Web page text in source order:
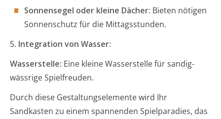
Sonnensegel oder kleine Dächer: Bieten nötigen
Sonnenschutz für die Mittagsstunden.
5. Integration von Wasser:
Wasserstelle: Eine kleine Wasserstelle für sandig-
wässrige Spielfreuden.
Durch diese Gestaltungselemente wird Ihr
Sandkasten zu einem spannenden Spielparadies, das